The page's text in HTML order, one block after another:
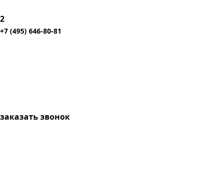
2
+7 (495) 646-80-81
заказать звонок